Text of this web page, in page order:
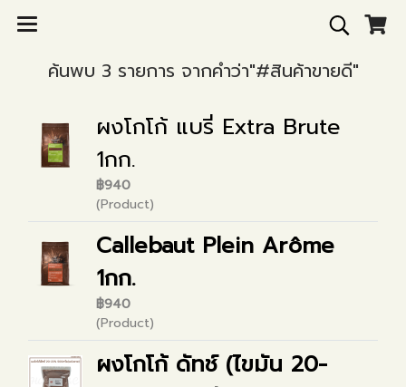
ค้นพบ 3 รายการ จากคำว่า"#สินค้าขายดี"
ผงโกโก้ แบรี่ Extra Brute
1กก.
฿940
(Product)
Callebaut Plein Arôme
1กก.
฿940
(Product)
ผงโกโก้ ดัทช์ (ไขมัน 20-